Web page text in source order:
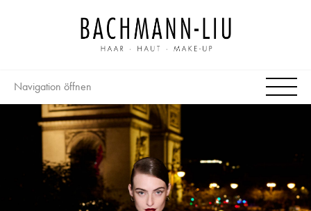
Navigation öffnen